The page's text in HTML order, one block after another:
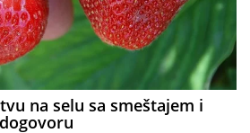
na selu sa smeštajem i